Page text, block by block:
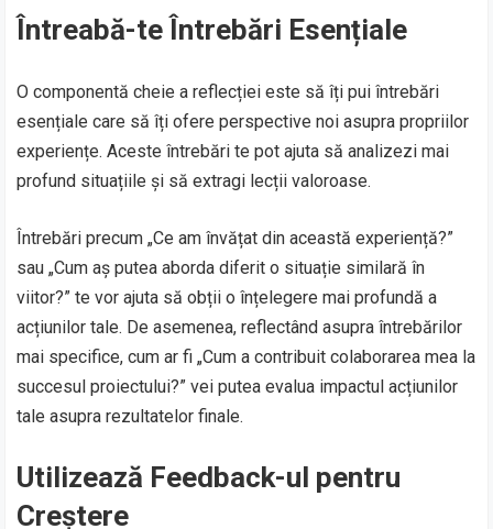
Întreabă-te Întrebări Esențiale
O componentă cheie a reflecției este să îți pui întrebări
esențiale care să îți ofere perspective noi asupra propriilor
experiențe. Aceste întrebări te pot ajuta să analizezi mai
profund situațiile și să extragi lecții valoroase.
Întrebări precum „Ce am învățat din această experiență?”
sau „Cum aș putea aborda diferit o situație similară în
viitor?” te vor ajuta să obții o înțelegere mai profundă a
acțiunilor tale. De asemenea, reflectând asupra întrebărilor
mai specifice, cum ar fi „Cum a contribuit colaborarea mea la
succesul proiectului?” vei putea evalua impactul acțiunilor
tale asupra rezultatelor finale.
Utilizează Feedback-ul pentru
Creștere